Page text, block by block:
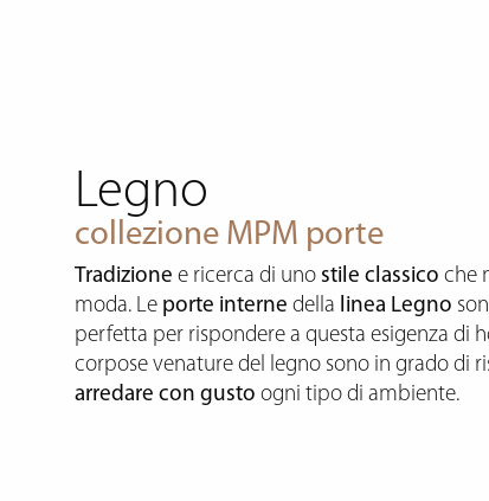
Legno
collezione MPM porte
Tradizione e ricerca di uno stile classico che
moda. Le porte interne della linea Legno
perfetta per rispondere a questa esigenza di
corpose venature del legno sono in grado di
arredare con gusto ogni tipo di ambiente.